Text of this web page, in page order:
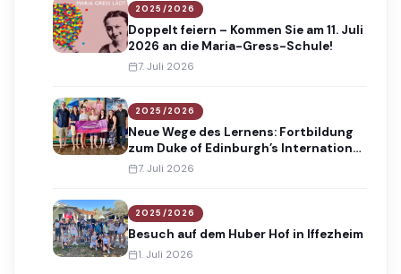
2025/2026
Doppelt feiern – Kommen Sie am 11. Juli
2026 an die Maria-Gress-Schule!
7. Juli 2026
2025/2026
Neue Wege des Lernens: Fortbildung
zum Duke of Edinburgh’s International
Award
7. Juli 2026
2025/2026
Besuch auf dem Huber Hof in Iffezheim
1. Juli 2026